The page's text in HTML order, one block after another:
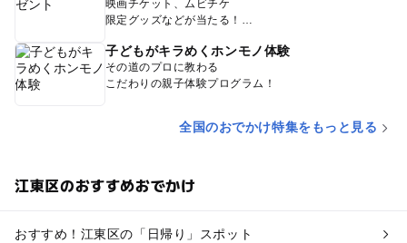
映画チケット、ムビチケ
限定グッズなどが当たる！
子どもがキラめくホンモノ体験
その道のプロに教わる
こだわりの親子体験プログラム！
全国のおでかけ特集をもっと見る
江東区のおすすめおでかけ
おすすめ！江東区の「日帰り」スポット